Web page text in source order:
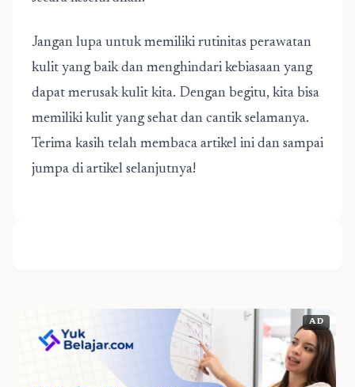
Jangan lupa untuk memiliki rutinitas perawatan
kulit yang baik dan menghindari kebiasaan yang
dapat merusak kulit kita. Dengan begitu, kita bisa
memiliki kulit yang sehat dan cantik selamanya.
Terima kasih telah membaca artikel ini dan sampai
jumpa di artikel selanjutnya!
AD